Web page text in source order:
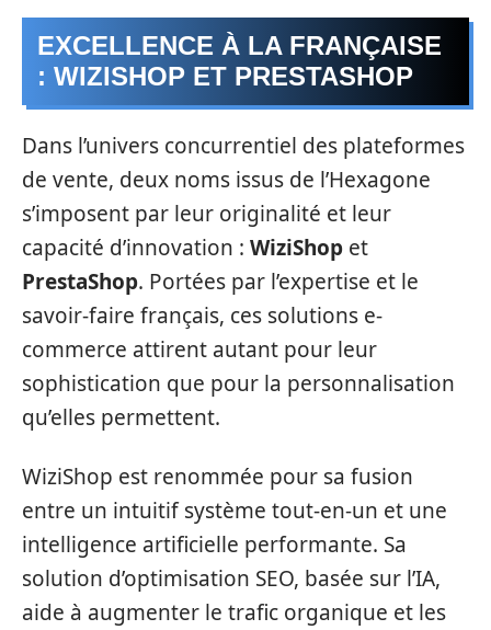
EXCELLENCE À LA FRANÇAISE
: WIZISHOP ET PRESTASHOP
Dans l’univers concurrentiel des plateformes
de vente, deux noms issus de l’Hexagone
s’imposent par leur originalité et leur
capacité d’innovation : WiziShop et
PrestaShop. Portées par l’expertise et le
savoir-faire français, ces solutions e-
commerce attirent autant pour leur
sophistication que pour la personnalisation
qu’elles permettent.
WiziShop est renommée pour sa fusion
entre un intuitif système tout-en-un et une
intelligence artificielle performante. Sa
solution d’optimisation SEO, basée sur l’IA,
aide à augmenter le trafic organique et les